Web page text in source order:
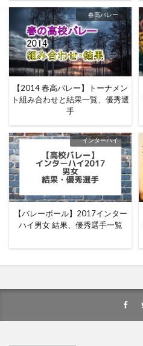
春高バレー
【2014 春高バレー】トーナメン
ト組み合わせと結果一覧、優秀選
手
インターハイ
【バレーボール】2017インター
ハイ男女 結果、優秀選手一覧